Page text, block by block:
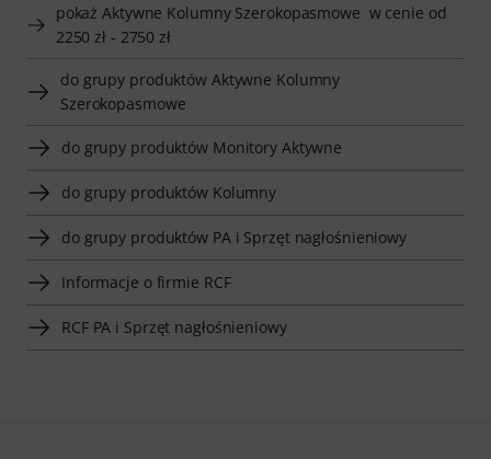
pokaż Aktywne Kolumny Szerokopasmowe w cenie od
2250 zł - 2750 zł
do grupy produktów Aktywne Kolumny
Szerokopasmowe
do grupy produktów Monitory Aktywne
do grupy produktów Kolumny
do grupy produktów PA i Sprzęt nagłośnieniowy
Informacje o firmie RCF
RCF PA i Sprzęt nagłośnieniowy